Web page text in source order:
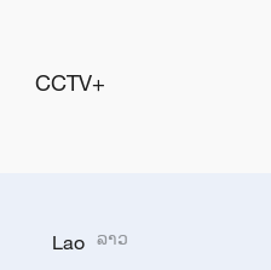
CCTV+
Lao ລາວ